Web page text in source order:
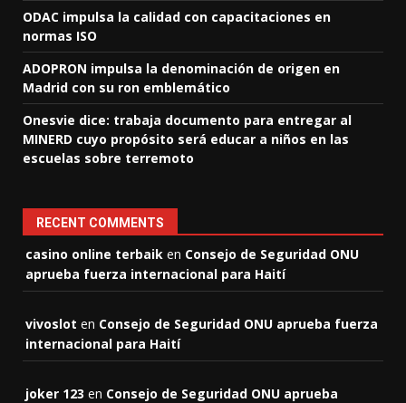
ODAC impulsa la calidad con capacitaciones en
normas ISO
ADOPRON impulsa la denominación de origen en
Madrid con su ron emblemático
Onesvie dice: trabaja documento para entregar al
MINERD cuyo propósito será educar a niños en las
escuelas sobre terremoto
RECENT COMMENTS
casino online terbaik en Consejo de Seguridad ONU
aprueba fuerza internacional para Haití
vivoslot en Consejo de Seguridad ONU aprueba fuerza
internacional para Haití
joker 123 en Consejo de Seguridad ONU aprueba